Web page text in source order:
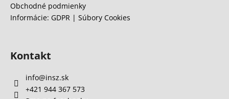
ý
Obchodné podmienky
Informácie: GDPR | Súbory Cookies
Kontakt
info@insz.sk
+421 944 367 573